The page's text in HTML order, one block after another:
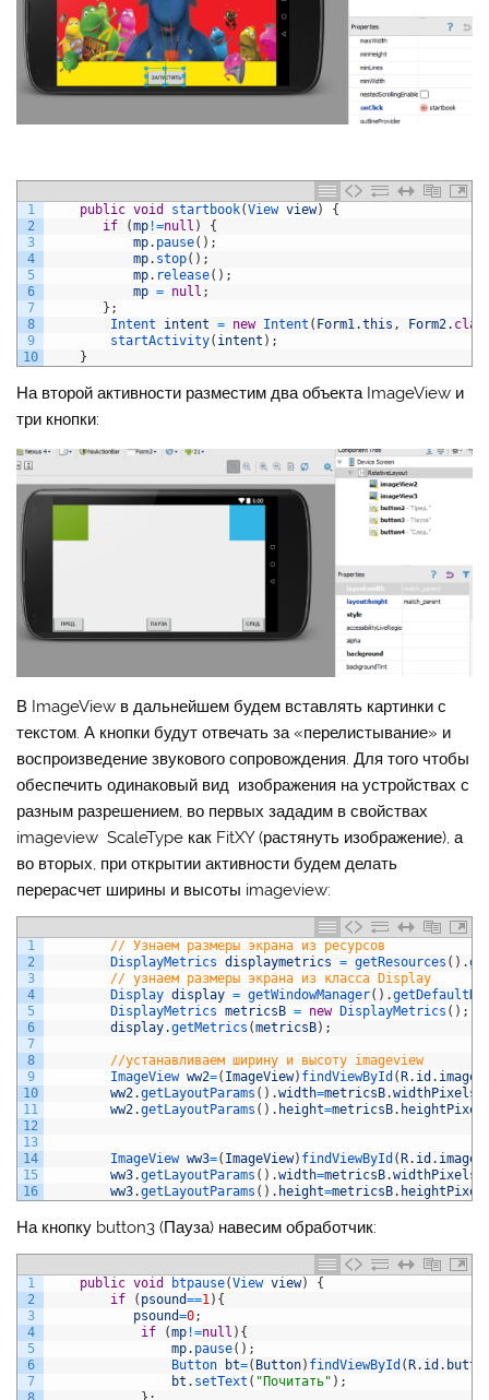
1
2
3
4
5
6
7
8
9
10
public void startbook(View view)
{
if
(mp !=null )
{
mp. pause( ) ;
mp. stop( ) ;
mp. release( ) ;
mp = null ;
} ;
Intent intent = new Intent ( Form1.this , Form2.
startActivity( intent ) ;
}
На второй активности разместим два объекта ImageView и
три кнопки:
В ImageView в дальнейшем будем вставлять картинки с
текстом. А кнопки будут отвечать за «перелистывание» и
воспроизведение звукового сопровождения. Для того чтобы
обеспечить одинаковый вид изображения на устройствах с
разным разрешением, во первых зададим в свойствах
imageview ScaleType как FitXY (растянуть изображение), а
во вторых, при открытии активности будем делать
перерасчет ширины и высоты imageview:
1
2
3
4
5
6
7
8
9
10
11
12
13
14
15
16
// Узнаем размеры экрана из ресурсов
DisplayMetrics displaymetrics = getResources ( ) .
// узнаем размеры экрана из класса Display
Display display = getWindowManager( ) .
DisplayMetrics metricsB = new DisplayMetrics ( ) ;
display.getMetrics (metricsB) ;
//устанавливаем ширину и высоту imageview
ImageView ww2=( ImageView) findViewById ( R. id .
ww2.getLayoutParams ( ) .width=metricsB.widthPixels
ww2.getLayoutParams ( ) . height=metricsB.
ImageView ww3=( ImageView) findViewById ( R. id .
ww3.getLayoutParams ( ) .width=metricsB.widthPixels
ww3.getLayoutParams ( ) . height=metricsB.
На кнопку button3 (Пауза) навесим обработчик:
1
2
3
4
5
6
7
public void btpause(View view)
{
if
( psound==1) {
psound=0;
if
(mp !=null ) {
mp. pause( ) ;
Button
bt=( Button) findViewById ( R. id .
bt . setText ( "Почитать" ) ;